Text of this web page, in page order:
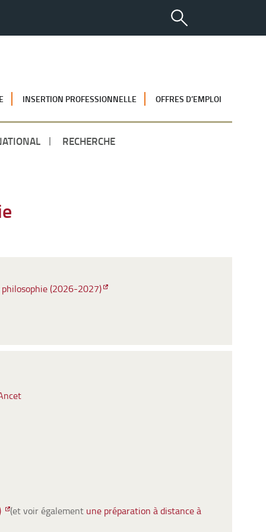
INSERTION PROFESSIONNELLE OFFRES D’EMPLOI
RECHERCHE
(2026-2027)
(et voir également une préparation à distance à